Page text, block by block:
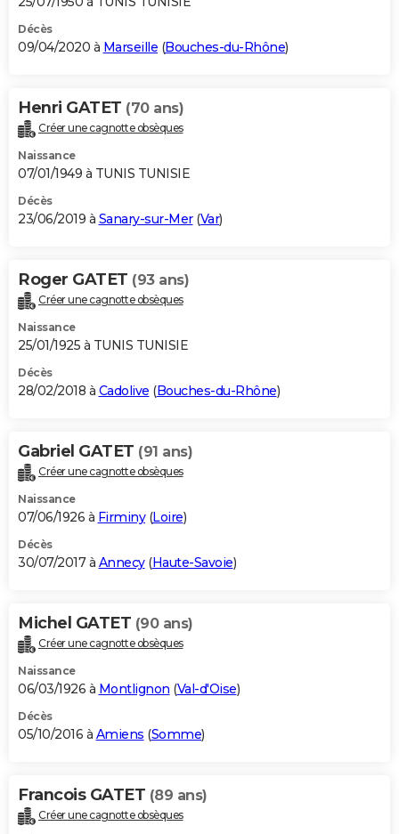
Décès
09/04/2020 à Marseille (Bouches-du-Rhône)
Henri GATET (70 ans)
Créer une cagnotte obsèques
Naissance
07/01/1949 à TUNIS TUNISIE
Décès
23/06/2019 à Sanary-sur-Mer(Var)
Roger GATET (93 ans)
Créer une cagnotte obsèques
Naissance
25/01/1925 à TUNIS TUNISIE
Décès
28/02/2018 à Cadolive (Bouches-du-Rhône)
Gabriel GATET (91 ans)
Créer une cagnotte obsèques
Naissance
07/06/1926 à Firminy(Loire)
Décès
30/07/2017 à Annecy(Haute-Savoie)
Michel GATET (90 ans)
Créer une cagnotte obsèques
Naissance
06/03/1926 à Montlignon (Val-d'Oise)
Décès
05/10/2016 à Amiens (Somme)
Francois GATET (89 ans)
Créer une cagnotte obsèques